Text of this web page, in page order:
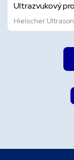
Ultrazvukový
Hielscher